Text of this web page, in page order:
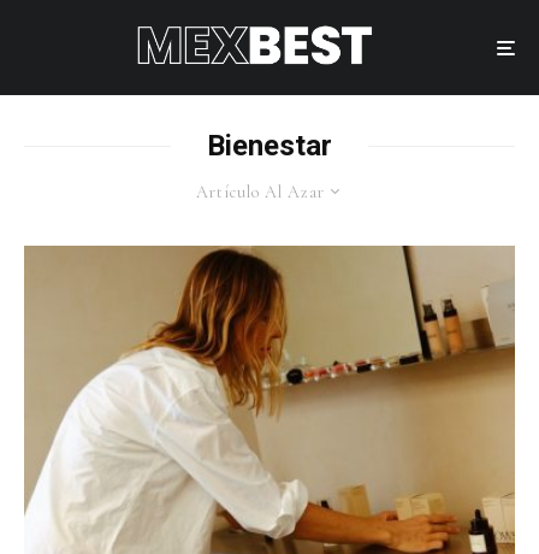
Bienestar
Artículo Al Azar